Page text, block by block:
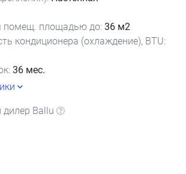
помещ. площадью до: 36 м2
кондиционера (охлаждение), BTU:
36 мес.
Ballu